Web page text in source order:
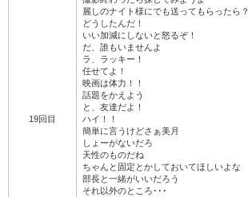
19回目
麗しのナイト様にでも送ってもらったら？
どうしたんだ！
いい加減にしないと怒るぞ！
だ、誰もいませんよ
ラ、ラッキー！
任せてよ！
映画は体力！！
話題をかえよう
と、友達だよ！
ハイ！！
簡単に言うけどさぁ美月
しょーがないだろ
天性のものだね
ちゃんと固定とかしておいてほしいよな
部長と一緒がいいだろう
それ以外のところ･･･